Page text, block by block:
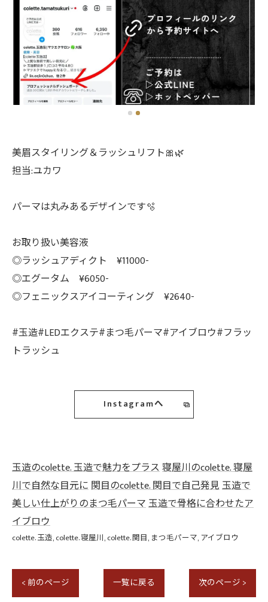
美眉スタイリング＆ラッシュリフト🎀🌿
担当:ユカワ
パーマは丸みあるデザインです🫧
お取り扱い美容液
◎ラッシュアディクト ¥11000-
◎エグータム ¥6050-
◎フェニックスアイコーティング ¥2640-
#玉造#LEDエクステ#まつ毛パーマ#アイブロウ#フラッ
トラッシュ
Instagramへ
玉造のcolette. 玉造で魅力をプラス寝屋川のcolette. 寝屋
川で自然な目元に関目のcolette. 関目で自己発見玉造で
美しい仕上がりのまつ毛パーマ玉造で骨格に合わせたア
イブロウ
colette. 玉造 colette. 寝屋川 colette. 関目 まつ毛パーマ アイブロウ
< 前のページ 一覧に戻る 次のページ >